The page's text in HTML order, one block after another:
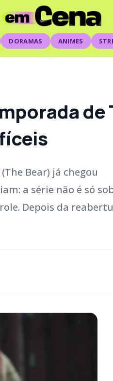
DORAMAS ANIMES
de
Bear) já chegou
a série não é só
Depois da